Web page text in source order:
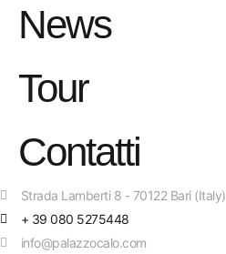
News
Tour
Contatti
Strada Lamberti 8 - 70122 Bari (Italy)
+ 39 080 5275448
info@palazzocalo.com